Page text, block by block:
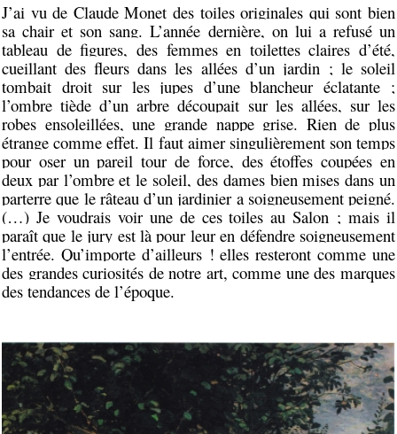
J’ai vu de Claude Monet des toiles originales qui sont bien
sa chair et son sang. L’année dernière, on lui a refusé un
tableau de figures, des femmes en toilettes claires d’été,
cueillant des fleurs dans les allées d’un jardin ; le soleil
tombait droit sur les jupes d’une blancheur éclatante ;
l’ombre tiède d’un arbre découpait sur les allées, sur les
robes ensoleillées, une grande nappe grise. Rien de plus
étrange comme effet. Il faut aimer singulièrement son temps
pour oser un pareil tour de force, des étoffes coupées en
deux par l’ombre et le soleil, des dames bien mises dans un
parterre que le râteau d’un jardinier a soigneusement peigné.
(…) Je voudrais voir une de ces toiles au Salon ; mais il
paraît que le jury est là pour leur en défendre soigneusement
l’entrée. Qu’importe d’ailleurs ! elles resteront comme une
des grandes curiosités de notre art, comme une des marques
des tendances de l’époque.